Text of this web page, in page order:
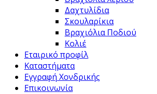
Δαχτυλίδια
Σκουλαρίκια
Βραχιόλια Ποδιού
Κολιέ
Εταιρικό προφίλ
Καταστήματα
Εγγραφή Χονδρικής
Επικοινωνία